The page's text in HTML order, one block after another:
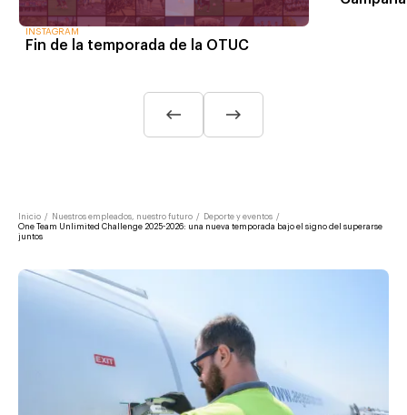
INSTAGRAM
Fin de la temporada de la OTUC
Inicio / Nuestros empleados, nuestro futuro / Deporte y eventos /
One Team Unlimited Challenge 2025-2026: una nueva temporada bajo el signo del superarse
juntos